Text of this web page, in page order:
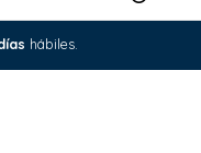
hábiles.